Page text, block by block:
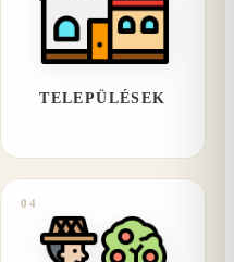
TELEPÜLÉSEK
04